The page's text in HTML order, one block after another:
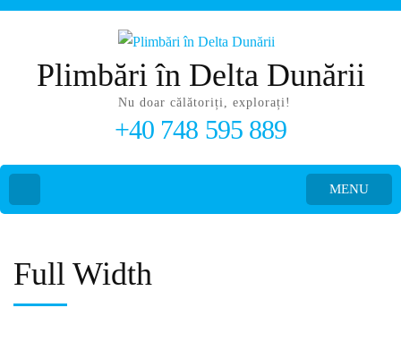
Plimbări în Delta Dunării
Nu doar călătoriți, explorați!
+40 748 595 889
MENU
Full Width